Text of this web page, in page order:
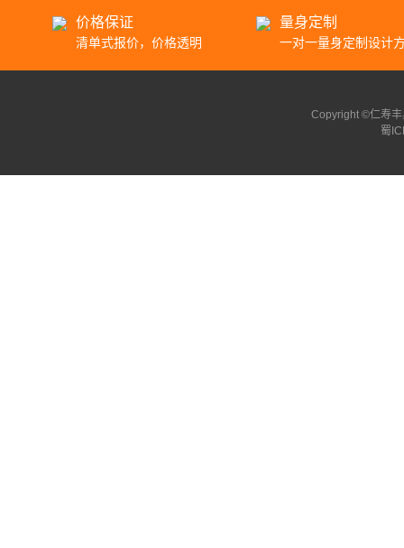
价格保证
清单式报价，价格透明
量身定制
一对一量身定制设计
Copyright ©仁寿丰
蜀